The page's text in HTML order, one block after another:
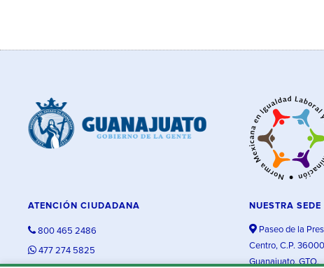
ATENCIÓN CIUDADANA
800 465 2486
477 274 5825
NUESTRA SEDE
Paseo de la
Centro, C.P.
Guanajuato, GTO.